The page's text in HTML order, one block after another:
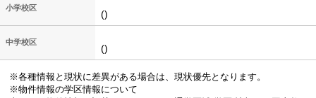
小学校区
()
中学校区
()
※各種情報と現状に差異がある場合は、現状優先となります。
※物件情報の学区情報について